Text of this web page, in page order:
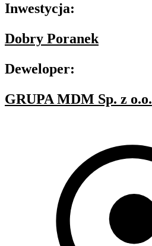
Inwestycja:
Dobry Poranek
Deweloper:
GRUPA MDM Sp. z o.o.